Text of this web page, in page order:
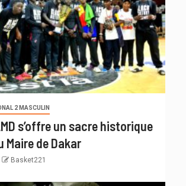
2 MASCULIN
s’offre un sacre historique
Maire de Dakar
Basket221